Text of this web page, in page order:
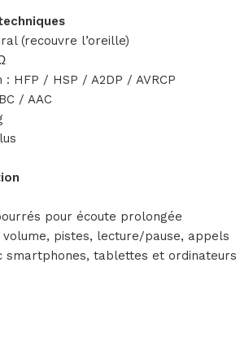
(recouvre l’oreille)
HFP / HSP / A2DP / AVRCP
/ AAC
pour écoute prolongée
volume, pistes, lecture/pause, appels
smartphones, tablettes et ordinateurs